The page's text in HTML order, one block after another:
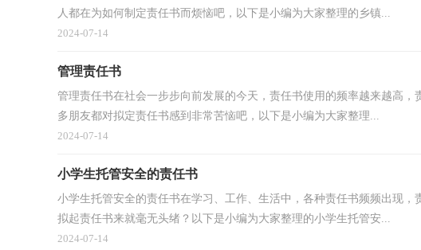
人都在为如何制定责任书而烦恼吧，以下是小编为大家整理的乡镇...
2024-07-14
管理责任书
管理责任书在社会一步步向前发展的今天，责任书使用的频率越来越高
多朋友都对拟定责任书感到非常苦恼吧，以下是小编为大家整理...
2024-07-14
小学生托管安全的责任书
小学生托管安全的责任书在学习、工作、生活中，各种责任书频频出现，
拟起责任书来就毫无头绪？以下是小编为大家整理的小学生托管安...
2024-07-14